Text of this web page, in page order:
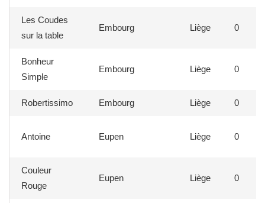
Les Coudes
sur la table
Embourg Liège 0
Bonheur
Simple
Embourg Liège 0
Robertissimo Embourg Liège 0
Antoine Eupen Liège 0
Couleur
Rouge
Eupen Liège 0